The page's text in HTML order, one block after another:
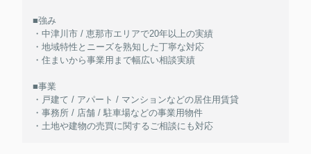
■強み
・中津川市 / 恵那市エリアで20年以上の実績
・地域特性とニーズを熟知した丁寧な対応
・住まいから事業用まで幅広い相談実績
■事業
・戸建て / アパート / マンションなどの居住用賃貸
・事務所 / 店舗 / 駐車場などの事業用物件
・土地や建物の売買に関するご相談にも対応